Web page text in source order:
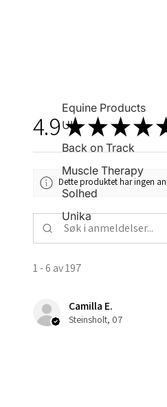
Equine Products
UK
Back on Track
Muscle Therapy
Solhed
Unika
4.9 ★★★★
Dette produktet har ingen
1 - 6 av 197
Camilla E.
Steinsholt, 07